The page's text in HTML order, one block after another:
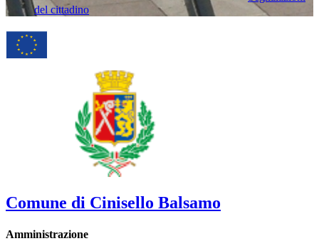
del cittadino
Comune di Cinisello Balsamo
Amministrazione